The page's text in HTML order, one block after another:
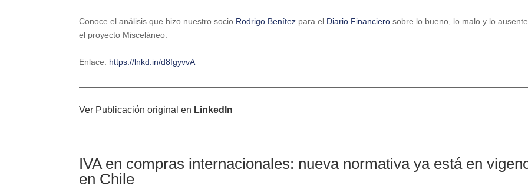
Conoce el análisis que hizo nuestro socio Rodrigo Benítez para el Diario Financiero sobre lo bueno, lo malo y lo
el proyecto Misceláneo.
Enlace: https://lnkd.in/d8fgyvvA
Ver Publicación original en LinkedIn
IVA en compras internacionales: nueva normativa ya está en
en Chile